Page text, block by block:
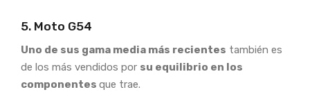
5. Moto G54
Uno de sus gama media más recientes también es
de los más vendidos por su equilibrio en los
componentes que trae.